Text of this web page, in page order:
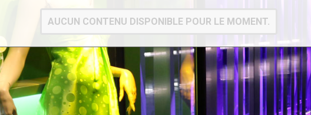
AUCUN CONTENU DISPONIBLE POUR LE MOMENT.